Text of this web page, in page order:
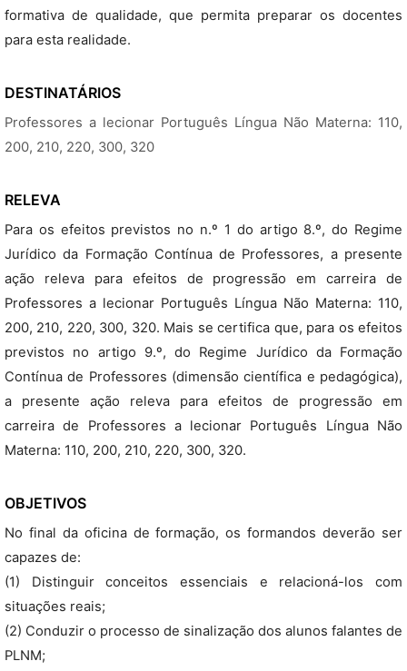
formativa de qualidade, que permita preparar os docentes
para esta realidade.
DESTINATÁRIOS
Professores a lecionar Português Língua Não Materna: 110,
200, 210, 220, 300, 320
RELEVA
Para os efeitos previstos no n.º 1 do artigo 8.º, do Regime
Jurídico da Formação Contínua de Professores, a presente
ação releva para efeitos de progressão em carreira de
Professores a lecionar Português Língua Não Materna: 110,
200, 210, 220, 300, 320. Mais se certifica que, para os efeitos
previstos no artigo 9.º, do Regime Jurídico da Formação
Contínua de Professores (dimensão científica e pedagógica),
a presente ação releva para efeitos de progressão em
carreira de Professores a lecionar Português Língua Não
Materna: 110, 200, 210, 220, 300, 320.
OBJETIVOS
No final da oficina de formação, os formandos deverão ser
capazes de:
(1) Distinguir conceitos essenciais e relacioná-los com
situações reais;
(2) Conduzir o processo de sinalização dos alunos falantes de
PLNM;